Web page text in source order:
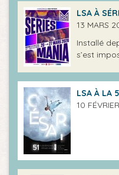
LSA À
13 MARS
Installé
s’est
LSA À LA
10